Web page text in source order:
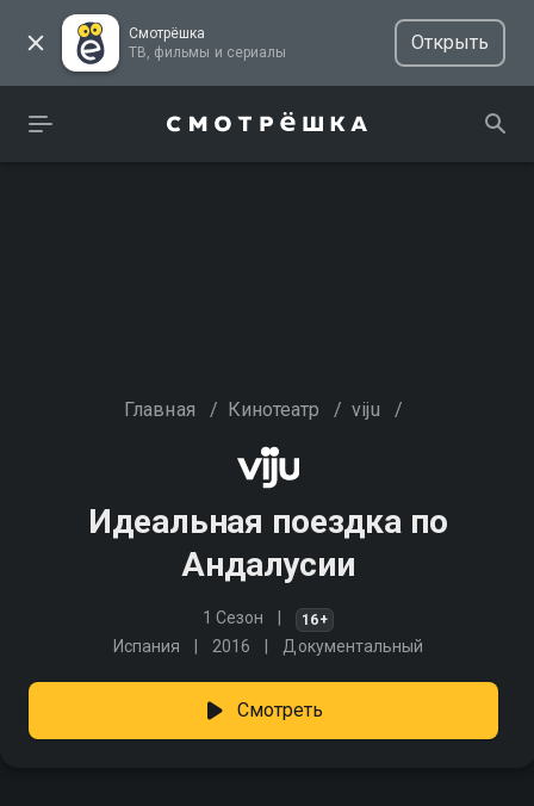
Смотрёшка
ТВ, фильмы и сериалы
Открыть
Главная / Кинотеатр / viju /
Идеальная поездка по
Андалусии
1 Сезон 16+
Испания 2016 Документальный
Смотреть